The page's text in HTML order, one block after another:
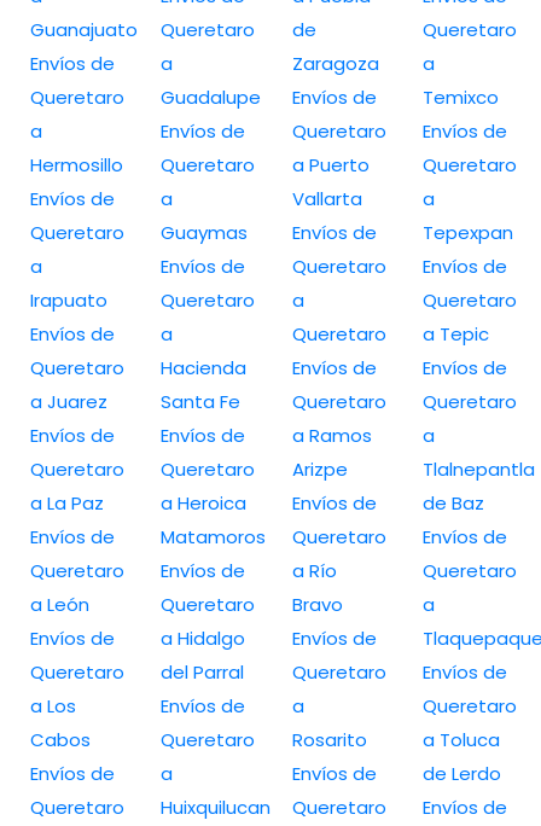
Guanajuato
Envíos de
Queretaro
a
Hermosillo
Envíos de
Queretaro
a
Irapuato
Envíos de
Queretaro
a Juarez
Envíos de
Queretaro
a La Paz
Envíos de
Queretaro
a León
Envíos de
Queretaro
a Los
Cabos
Envíos de
Queretaro
Queretaro
a
Guadalupe
Envíos de
Queretaro
a
Guaymas
Envíos de
Queretaro
a
Hacienda
Santa Fe
Envíos de
Queretaro
a Heroica
Matamoros
Envíos de
Queretaro
a Hidalgo
del Parral
Envíos de
Queretaro
a
Huixquilucan
de
Zaragoza
Envíos de
Queretaro
a Puerto
Vallarta
Envíos de
Queretaro
a
Queretaro
Envíos de
Queretaro
a Ramos
Arizpe
Envíos de
Queretaro
a Río
Bravo
Envíos de
Queretaro
a
Rosarito
Envíos de
Queretaro
Queretaro
a
Temixco
Envíos de
Queretaro
a
Tepexpan
Envíos de
Queretaro
a Tepic
Envíos de
Queretaro
a
Tlalnepantla
de Baz
Envíos de
Queretaro
a
Envíos de
Queretaro
a Toluca
de Lerdo
Envíos de